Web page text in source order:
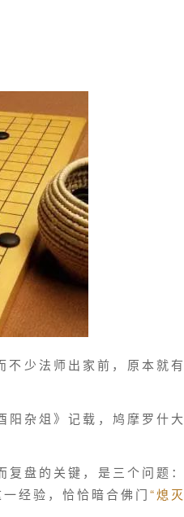
不少法师出家前，原本就有
阳杂俎》记载，鸠摩罗什大
盘的关键，是三个问题：
经验，恰恰暗合佛门“熄灭